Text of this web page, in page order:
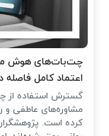
چت‌بات‌های هوش
اعتماد کامل فاصله
گسترش استفاده از
مشاوره‌های عاطفی و
کرده است.